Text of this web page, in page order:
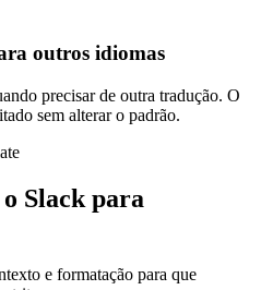
outros idiomas
precisar de outra tradução. O
sem alterar o padrão.
Slack para
e formatação para que